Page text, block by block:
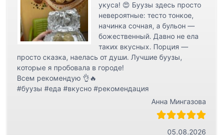
укуса! 😍 Буузы здесь просто
невероятные: тесто тонкое,
начинка сочная, а бульон —
божественный. Давно не ела
таких вкусных. Порция —
просто сказка, наелась от души. Лучшие буузы,
которые я пробовала в городе!
Всем рекомендую 👌🔥
#буузы #еда #вкусно #рекомендация
Анна Мингазова
05.08.2026